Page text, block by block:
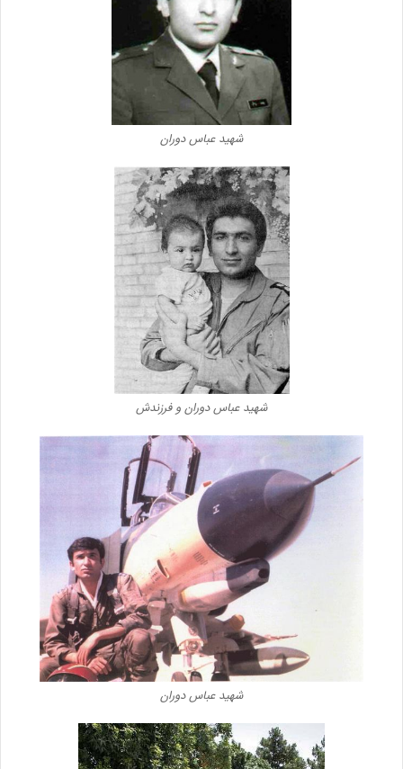
شهید عباس دوران
شهید عباس دوران و فرزندش
شهید عباس دوران